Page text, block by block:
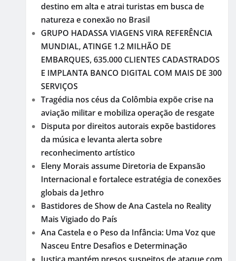
destino em alta e atrai turistas em busca de
natureza e conexão no Brasil
GRUPO HADASSA VIAGENS VIRA REFERÊNCIA
MUNDIAL, ATINGE 1.2 MILHÃO DE
EMBARQUES, 635.000 CLIENTES CADASTRADOS
E IMPLANTA BANCO DIGITAL COM MAIS DE 300
SERVIÇOS
Tragédia nos céus da Colômbia expõe crise na
aviação militar e mobiliza operação de resgate
Disputa por direitos autorais expõe bastidores
da música e levanta alerta sobre
reconhecimento artístico
Eleny Morais assume Diretoria de Expansão
Internacional e fortalece estratégia de conexões
globais da Jethro
Bastidores de Show de Ana Castela no Reality
Mais Vigiado do País
Ana Castela e o Peso da Infância: Uma Voz que
Nasceu Entre Desafios e Determinação